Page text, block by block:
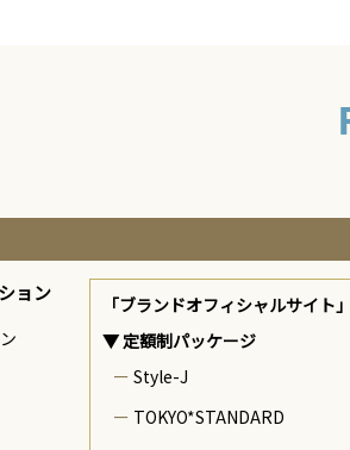
ョン
「ブランドオフィシャルサイト」
▼ 定額制パッケージ
Style-J
TOKYO*STANDARD